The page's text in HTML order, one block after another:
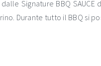
Signature BBQ
Durante tutto il BBQ si